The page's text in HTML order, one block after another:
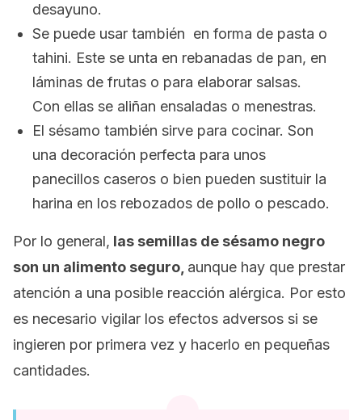
desayuno.
Se puede usar también en forma de pasta o
tahini. Este se unta en rebanadas de pan, en
láminas de frutas o para elaborar salsas.
Con ellas se aliñan ensaladas o menestras.
El sésamo también sirve para cocinar. Son
una decoración perfecta para unos
panecillos caseros o bien pueden sustituir la
harina en los rebozados de pollo o pescado.
Por lo general, las semillas de sésamo negro
son un alimento seguro, aunque hay que prestar
atención a una posible reacción alérgica. Por esto
es necesario vigilar los efectos adversos si se
ingieren por primera vez y hacerlo en pequeñas
cantidades.